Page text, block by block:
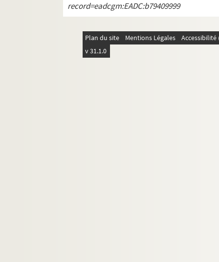
record=eadcgm:EADC:b79409999
Plan du site Mentions Légales
v 31.1.0